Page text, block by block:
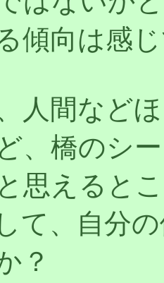
傾向は感
人間など
、橋のシ
思えると
て、自分
？